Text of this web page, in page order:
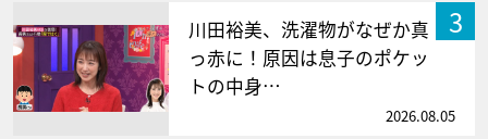
3
川田裕美、洗濯物がなぜか真
っ赤に！原因は息子のポケッ
トの中身…
2026.08.05